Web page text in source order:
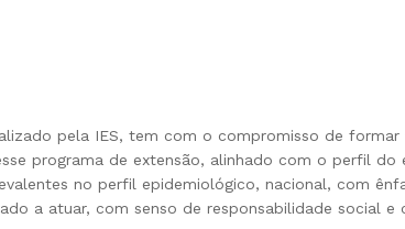
pela IES, tem com o compromisso de
programa de extensão, alinhado com o perfil
no perfil epidemiológico, nacional, com
a atuar, com senso de responsabilidade social